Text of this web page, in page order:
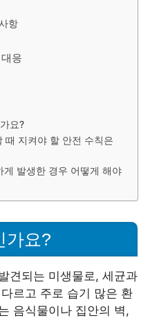
항
응
요?
때 지켜야 할 안전 수칙은
발생한 경우 어떻게 해야
가요?
견되는 미생물로, 세균과
르고 주로 습기 많은 환
음식물이나 집안의 벽,